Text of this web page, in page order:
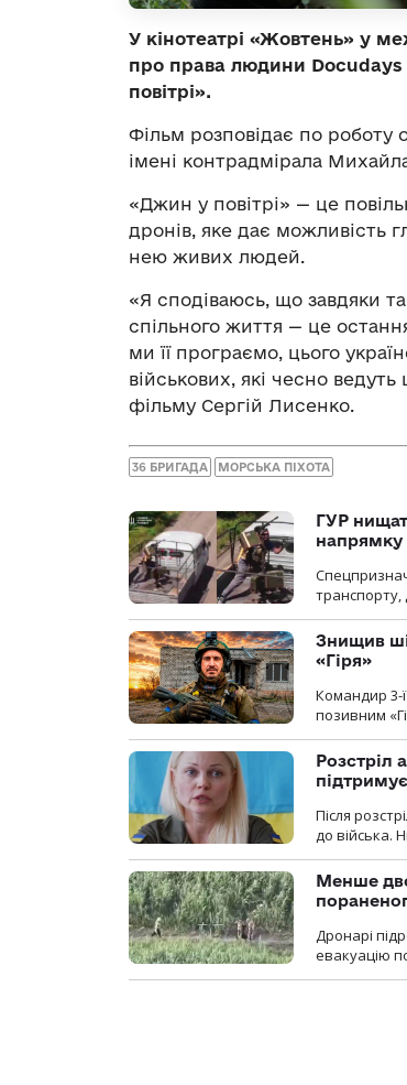
У кінотеатрі «Жовтень» у
про права людини Docudays
повітрі».
Фільм розповідає по роботу
імені контрадмірала
«Джин у повітрі» — це
дронів, яке дає можливість
нею живих людей.
«Я сподіваюсь, що завдяки
спільного життя — це
ми її програємо, цього
військових, які чесно
фільму Сергій Лисенко.
36 БРИГАДА МОРСЬКА ПІХОТА
ГУР
напрямку
транспорту,
Знищив
«Гіря»
Командир 3-ї
позивним
Розстріл
Після
до війська.
Менше
Дронарі
евакуацію